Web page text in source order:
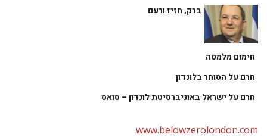
ברק, חזיז ורעם
חימום מלמטה
חרם על הסוחר בלונדון
חרם על ישראל באוניברסיטת לונדון – סואס
www.belowzerolondon.com